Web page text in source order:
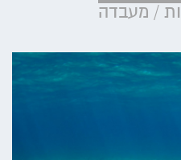
/ מעבדה